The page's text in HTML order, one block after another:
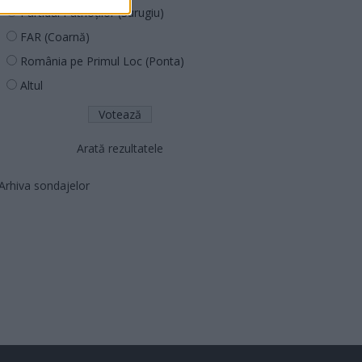
Partidul Patrioților (Surugiu)
FAR (Coarnă)
România pe Primul Loc (Ponta)
Altul
Arată rezultatele
sondajelor